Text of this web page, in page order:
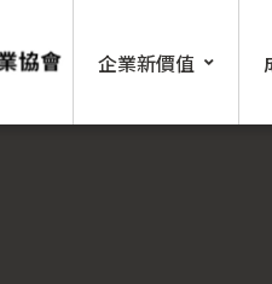
企業新價值